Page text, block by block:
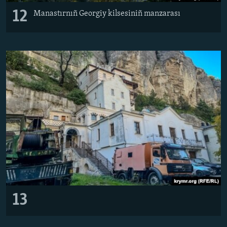
12 Manastırnıñ Georgiy kilsesiniñ manzarası
13